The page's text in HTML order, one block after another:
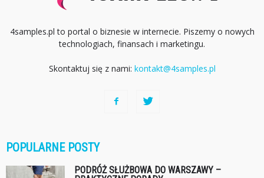
4samples.pl to portal o biznesie w internecie. Piszemy o nowych
technologiach, finansach i marketingu.
Skontaktuj się z nami: kontakt@4samples.pl
POPULARNE POSTY
PODRÓŻ SŁUŻBOWA DO WARSZAWY –